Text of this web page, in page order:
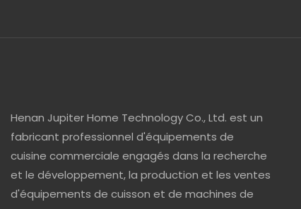
Henan Jupiter Home Technology Co., Ltd. est un
fabricant professionnel d'équipements de
cuisine commerciale engagés dans la recherche
et le développement, la production et les ventes
d'équipements de cuisson et de machines de